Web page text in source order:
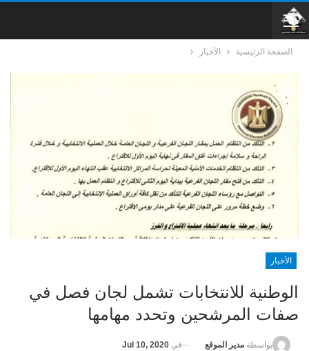
الصفحة الرئيسية الأخبار
الأخبار
الوطنية للانتخابات تشمل لجان فصل في
صفات المرشحين وتحدد مهامها
بواسطة مدير الموقع في Jul 10, 2020